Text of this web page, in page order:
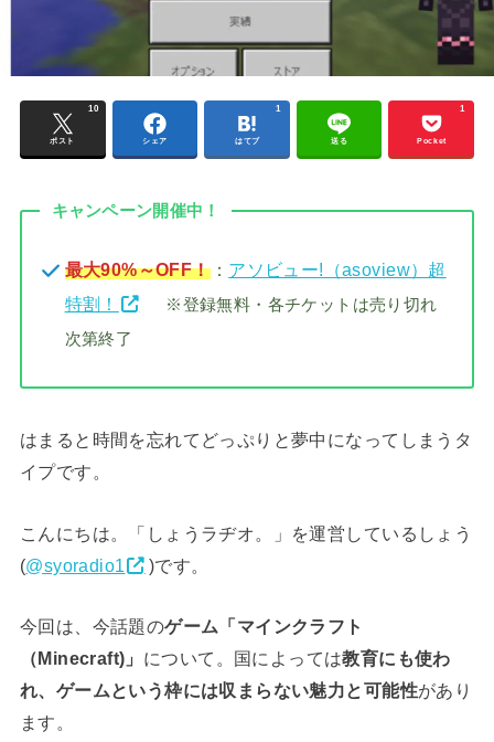
ポスト
10
シェア はてブ
1
送る Pocket
1
キャンペーン開催中！
最大90%～OFF！： アソビュー!（asoview）超
特割！
※登録無料・各チケットは売り切れ
次第終了
はまると時間を忘れてどっぷりと夢中になってしまうタ
イプです。
こんにちは。「しょうラヂオ。」を運営しているしょう
(@syoradio1 )です。
今回は、今話題のゲーム「マインクラフト
（Minecraft)」 について。国によっては教育にも使わ
れ、ゲームという枠には収まらない魅力と可能性があり
ます。